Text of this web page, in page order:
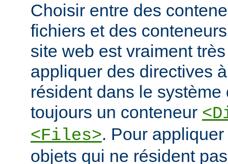
Choisir entre des
fichiers et des
site web est vraiment
appliquer des directives
résident dans le
toujours un conteneur
<Files>. Pour
objets qui ne résident